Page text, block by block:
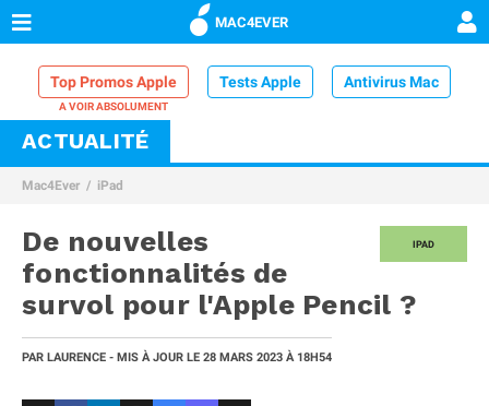
MAC4EVER
Top Promos Apple Tests Apple Antivirus Mac
VPN Mac
Comparatif iPhone
ACTUALITÉ
Mac4Ever iPad
IPAD
De nouvelles
fonctionnalités de
survol pour l'Apple Pencil ?
PAR LAURENCE - MIS À JOUR LE 28 MARS 2023 À 18H54